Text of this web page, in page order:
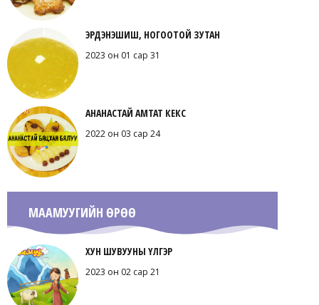
ЭРДЭНЭШИШ, НОГООТОЙ ЗУТАН
2023 он 01 сар 31
АНАНАСТАЙ АМТАТ КЕКС
2022 он 03 сар 24
МААМУУГИЙН ӨРӨӨ
ХУН ШУВУУНЫ ҮЛГЭР
2023 он 02 сар 21